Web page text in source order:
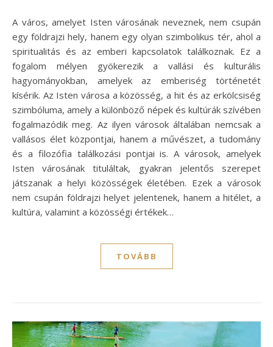
A város, amelyet Isten városának neveznek, nem csupán
egy földrajzi hely, hanem egy olyan szimbolikus tér, ahol a
spiritualitás és az emberi kapcsolatok találkoznak. Ez a
fogalom mélyen gyökerezik a vallási és kulturális
hagyományokban, amelyek az emberiség történetét
kísérik. Az Isten városa a közösség, a hit és az erkölcsiség
szimbóluma, amely a különböző népek és kultúrák szívében
fogalmazódik meg. Az ilyen városok általában nemcsak a
vallásos élet központjai, hanem a művészet, a tudomány
és a filozófia találkozási pontjai is. A városok, amelyek
Isten városának tituláltak, gyakran jelentős szerepet
játszanak a helyi közösségek életében. Ezek a városok
nem csupán földrajzi helyet jelentenek, hanem a hitélet, a
kultúra, valamint a közösségi értékek…
TOVÁBB